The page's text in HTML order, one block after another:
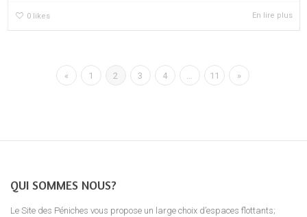
0 likes En lire plus
« 1 2 3 4 … 11 »
QUI SOMMES NOUS?
Le Site des Péniches vous propose un large choix d’espaces flottants;